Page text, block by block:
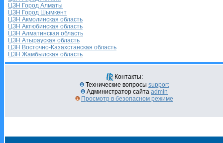
ЦЗН Город Алматы
ЦЗН Город Шымкент
ЦЗН Акмолинская область
ЦЗН Актюбинская область
ЦЗН Алматинская область
ЦЗН Атырауская область
ЦЗН Восточно-Казахстанская область
ЦЗН Жамбылская область
Контакты:
Технические вопросы support
Администратор сайта admin
Просмотр в безопасном режиме